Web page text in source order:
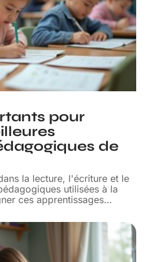
pour
de
la lecture, l'écriture et le
utilisées à la
ces apprentissages…